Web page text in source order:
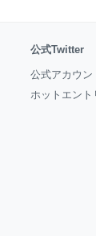
公式Twitter
公式アカウン
ホットエント